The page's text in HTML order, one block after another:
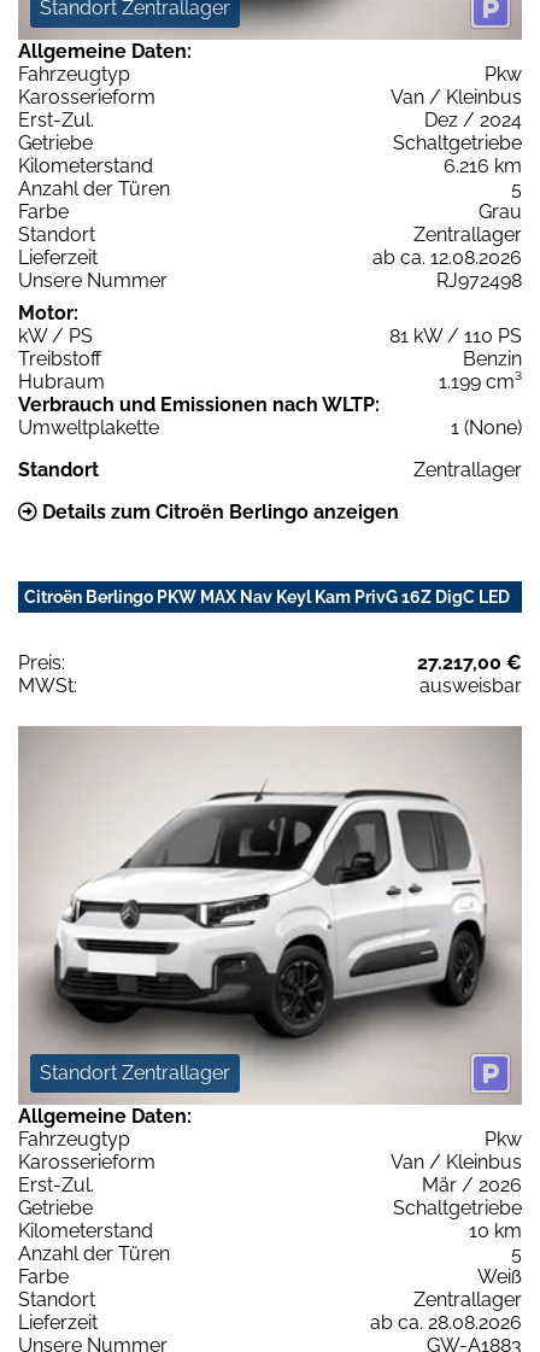
Standort Zentrallager
Allgemeine Daten:
Fahrzeugtyp
Pkw
Karosserieform
Van / Kleinbus
Erst-Zul.
Dez / 2024
Getriebe
Schaltgetriebe
Kilometerstand
6.216 km
Anzahl der Türen
5
Farbe
Grau
Standort
Zentrallager
Lieferzeit
ab ca. 12.08.2026
Unsere Nummer
RJ972498
Motor:
kW / PS
81 kW / 110 PS
Treibstoff
Benzin
Hubraum
1.199 cm³
Verbrauch und Emissionen nach WLTP:
Umweltplakette
1 (None)
Standort
Zentrallager
Details zum Citroën Berlingo anzeigen
Citroën Berlingo PKW MAX Nav Keyl Kam PrivG 16Z DigC LED
Preis:
27.217,00 €
MWSt:
ausweisbar
Standort Zentrallager
Allgemeine Daten:
Fahrzeugtyp
Pkw
Karosserieform
Van / Kleinbus
Erst-Zul.
Mär / 2026
Getriebe
Schaltgetriebe
Kilometerstand
10 km
Anzahl der Türen
5
Farbe
Weiß
Standort
Zentrallager
Lieferzeit
ab ca. 28.08.2026
Unsere Nummer
GW-A1883